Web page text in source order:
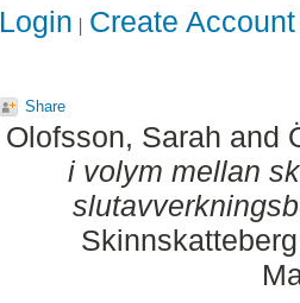
Login Create Account
Share
Olofsson, Sarah and
i volym mellan